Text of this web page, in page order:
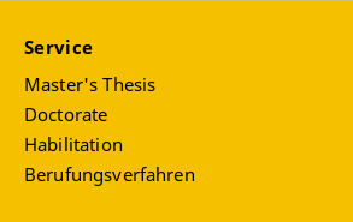
Service
Master's Thesis
Doctorate
Habilitation
Berufungsverfahren